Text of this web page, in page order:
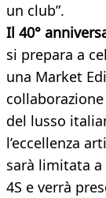
un club”.
Il 40°
si prepara a
una Market
del lusso
l’eccellenza
sarà limitata a
4S e verrà